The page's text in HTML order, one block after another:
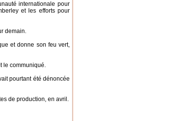
internationale pour
et les efforts pour
demain.
et donne son feu vert,
le communiqué.
pourtant été dénoncée
de production, en avril.